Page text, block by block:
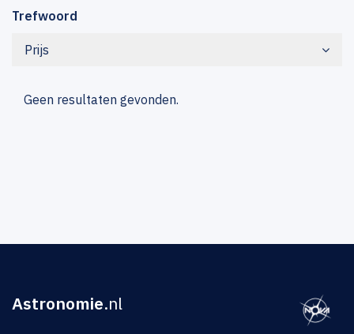
Trefwoord
Prijs
Geen resultaten gevonden.
Astronomie.nl